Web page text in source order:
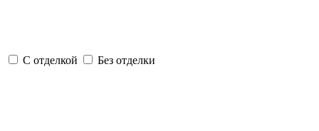
С отделкой Без отделки